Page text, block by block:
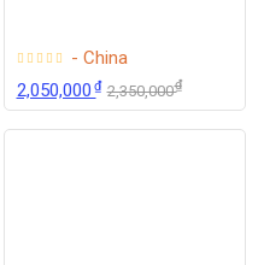
- China
2,050,000₫ 2,350,000₫